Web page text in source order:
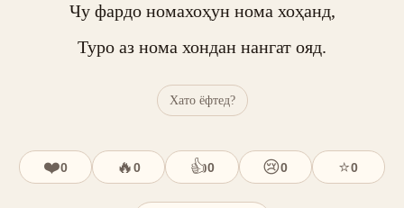
Чу фардо номахоҳун нома хоҳанд,
Туро аз нома хондан нангат ояд.
Хато ёфтед?
❤️0 🔥0 👍0 😢0 ⭐0